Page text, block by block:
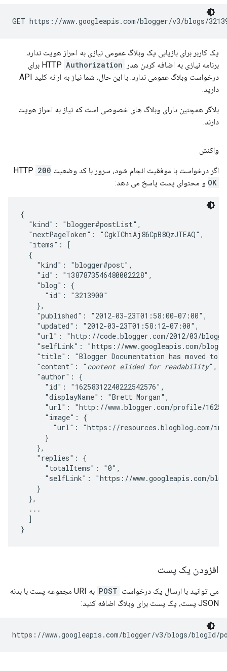
GET https://www.googleapis.com/blogger/v3/blogs/
یک کاربر برای بازیابی یک وبلاگ عمومی نیازی به احراز هویت ندارد.
برنامه نیازی به اضافه کردن هدر HTTP
Authorization
برای
درخواست وبلاگ عمومی ندارد. با این حال، شما نیاز به ارائه کلید API
دارید.
بلاگر همچنین دارای وبلاگ های خصوصی است که نیاز به احراز هویت
دارند.
واکنش
اگر درخواست با موفقیت انجام شود، سرور با کد وضعیت HTTP 200
OK و محتوای پست پاسخ می دهد:
{
  "kind": "blogger#postList",
  "nextPageToken": "CgkIChiAj86CpB8QzJTEAQ",
  "items": [
  {
    "kind": "blogger#post",
    "id": "1387873546480002228",
    "blog": {
      "id": "3213900"
    },
    "published": "2012-03-23T01:58:00-07:00",
    "updated": "2012-03-23T01:58:12-07:00",
"url": "http://code.blogger.com/2012/03/
"selfLink": "https://www.googleapis.com/
"title": "Blogger Documentation has moved to
    "content": "
content elided for readability",
    "author": {
      "id": "16258312240222542576",
      "displayName": "Brett Morgan",
"url": "http://www.blogger.com/profile/
      "image": {
"url": "https://resources.blogblog.com/
      }
    },
    "replies": {
      "totalItems": "0",
"selfLink": "https://www.googleapis.com/
    }
  },
...
  ]
افزودن یک پست
می توانید با ارسال یک درخواست POST
به URI مجموعه پست با بدنه
JSON پست، یک پست برای وبلاگ اضافه کنید:
https://www.googleapis.com/blogger/v3/blogs/blogId